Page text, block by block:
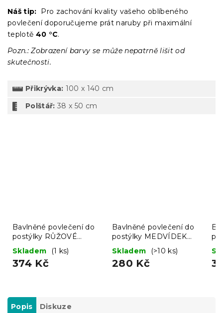
Náš tip: Pro zachování kvality vašeho oblíbeného
povlečení doporučujeme prát naruby při maximální
teplotě 40 °C.
Pozn.: Zobrazení barvy se může nepatrně lišit od
skutečnosti.
Přikrývka: 100 x 140 cm
Polštář: 38 x 50 cm
Bavlněné povlečení do
postýlky RŮŽOVÉ
KOSATKY bílé
Skladem (1 ks)
374 Kč
Bavlněné povlečení do
postýlky MEDVÍDEK
LOVE hnědé
Skladem (>10 ks)
280 Kč
Popis Diskuze